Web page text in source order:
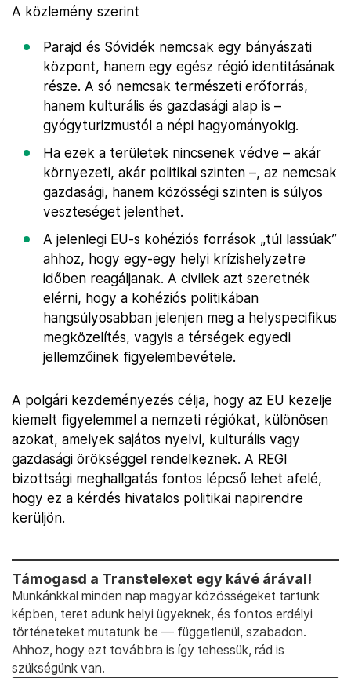
A közlemény szerint
Parajd és Sóvidék nemcsak egy bányászati
központ, hanem egy egész régió identitásának
része. A só nemcsak természeti erőforrás,
hanem kulturális és gazdasági alap is –
gyógyturizmustól a népi hagyományokig.
Ha ezek a területek nincsenek védve – akár
környezeti, akár politikai szinten –, az nemcsak
gazdasági, hanem közösségi szinten is súlyos
veszteséget jelenthet.
A jelenlegi EU-s kohéziós források „túl lassúak”
ahhoz, hogy egy-egy helyi krízishelyzetre
időben reagáljanak. A civilek azt szeretnék
elérni, hogy a kohéziós politikában
hangsúlyosabban jelenjen meg a helyspecifikus
megközelítés, vagyis a térségek egyedi
jellemzőinek figyelembevétele.
A polgári kezdeményezés célja, hogy az EU kezelje
kiemelt figyelemmel a nemzeti régiókat, különösen
azokat, amelyek sajátos nyelvi, kulturális vagy
gazdasági örökséggel rendelkeznek. A REGI
bizottsági meghallgatás fontos lépcső lehet afelé,
hogy ez a kérdés hivatalos politikai napirendre
kerüljön.
Támogasd a Transtelexet egy kávé árával!
Munkánkkal minden nap magyar közösségeket tartunk
képben, teret adunk helyi ügyeknek, és fontos erdélyi
történeteket mutatunk be — függetlenül, szabadon.
Ahhoz, hogy ezt továbbra is így tehessük, rád is
szükségünk van.